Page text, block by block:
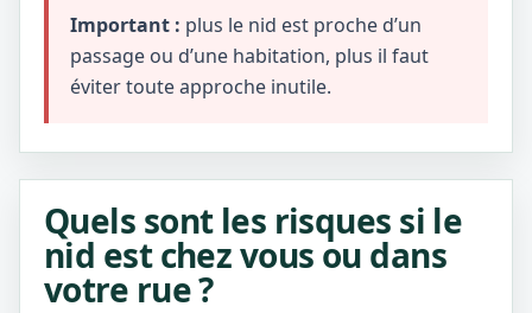
Important : plus le nid est proche d’un
passage ou d’une habitation, plus il faut
éviter toute approche inutile.
Quels sont les risques si le
nid est chez vous ou dans
votre rue ?